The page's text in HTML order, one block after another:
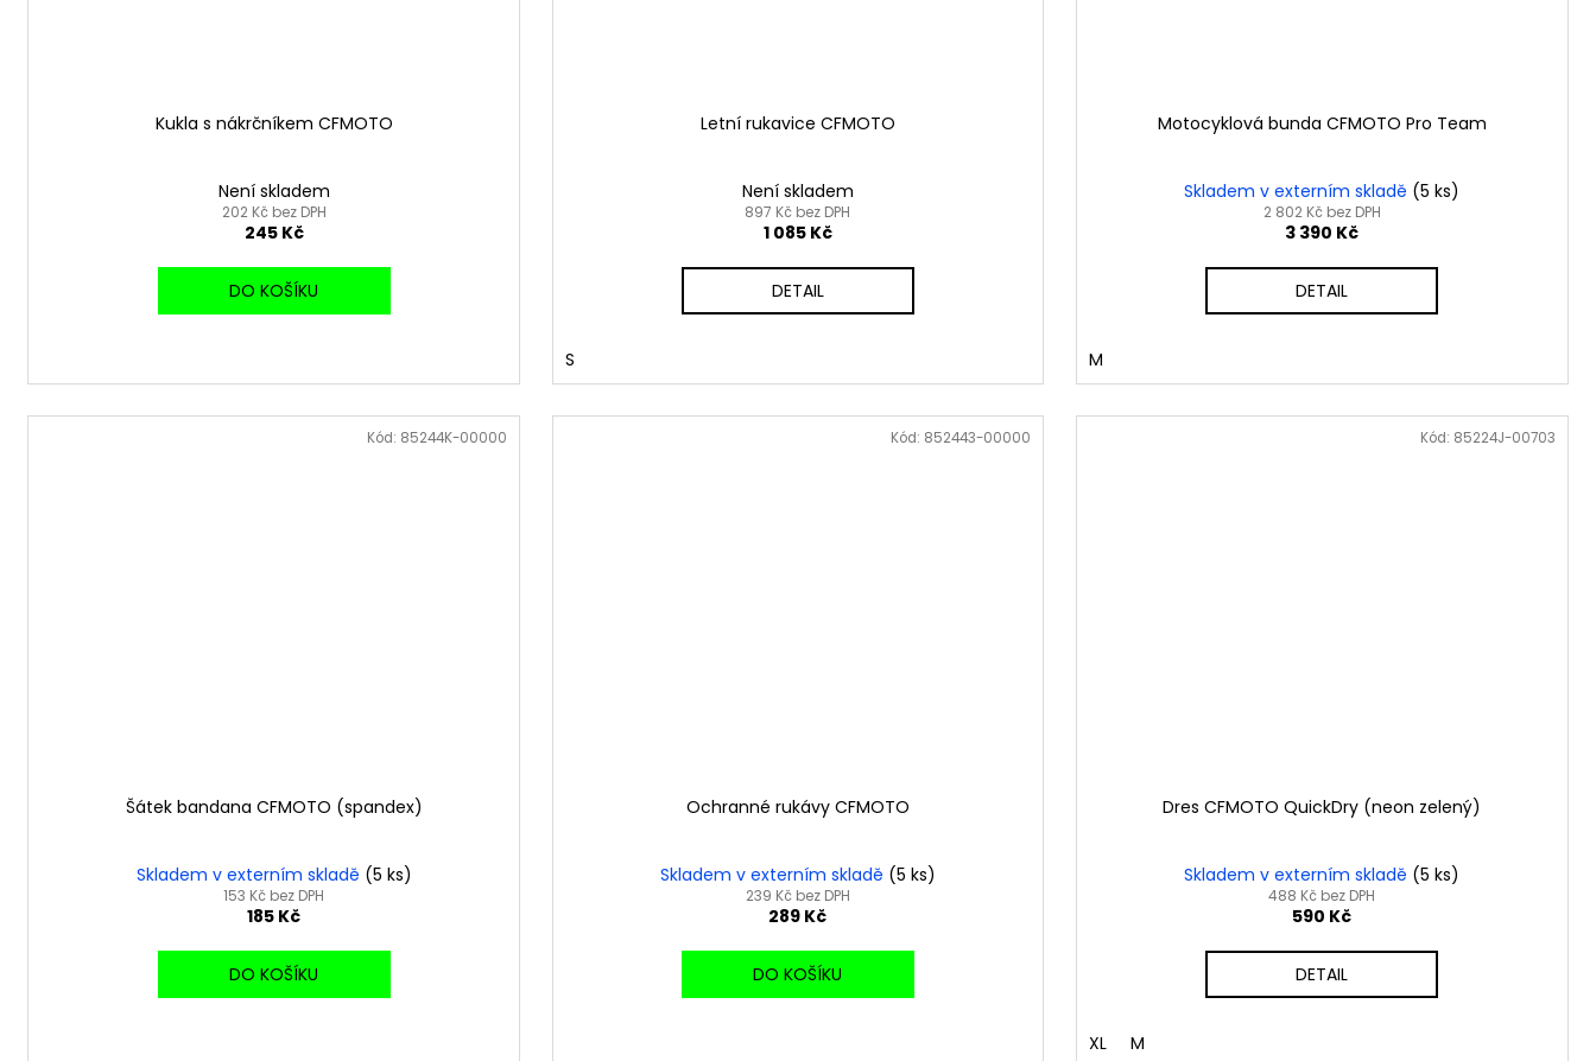
Kukla s nákrčníkem CFMOTO
Není skladem
202 Kč bez DPH
245 Kč
DO KOŠÍKU
Letní rukavice CFMOTO
Není skladem
897 Kč bez DPH
1 085 Kč
DETAIL
S
Motocyklová bunda CFMOTO Pro Team
Skladem v externím skladě (5 ks)
2 802 Kč bez DPH
3 390 Kč
DETAIL
M
Šátek bandana CFMOTO (spandex)
Skladem v externím skladě (5 ks)
153 Kč bez DPH
185 Kč
DO KOŠÍKU
Kód: 85244K-00000
Ochranné rukávy CFMOTO
Skladem v externím skladě (5 ks)
239 Kč bez DPH
289 Kč
DO KOŠÍKU
Kód: 852443-00000
Dres CFMOTO QuickDry (neon zelený)
Skladem v externím skladě (5 ks)
488 Kč bez DPH
590 Kč
DETAIL
XL M
Kód: 85224J-00703